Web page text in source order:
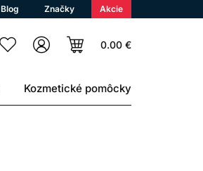
Blog Značky Akcie
0.00 €
Kozmetické pomôcky